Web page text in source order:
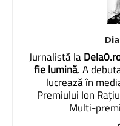
Jurnalistă la
fie lumină. A
lucrează în
Premiului Ion
Multi-